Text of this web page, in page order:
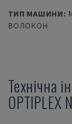
ТИП МАШИНИ:
ВОЛОКОН
Технічна
OPTIPLEX